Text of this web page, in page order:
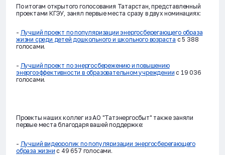
По итогам открытого голосования Татарстан, представленный
проектами КГЭУ, занял первые места сразу в двух номинациях:
- Лучший проект по популяризации энергосберегающего образа
жизни среди детей дошкольного и школьного возраста с 5 388
голосами.
- Лучший проект по энергосбережению и повышению
энергоэффективности в образовательном учреждении с 19 036
голосами.
Проекты наших коллег из АО "Татэнергосбыт" также заняли
первые места благодаря вашей поддержке:
- Лучший видеоролик по популяризации энергосберегающего
образа жизни с 49 657 голосами.